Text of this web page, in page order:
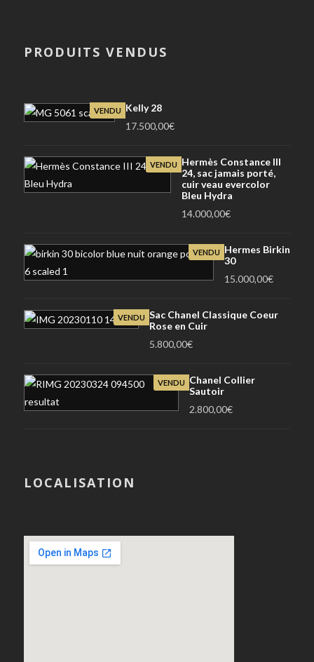
PRODUITS VENDUS
VENDU
Kelly 28
17.500,00€
VENDU
Hermès Constance III
24, sac jamais porté,
cuir veau evercolor
Bleu Hydra
14.000,00€
VENDU
Hermes Birkin
30
15.000,00€
VENDU Sac Chanel Classique Coeur
Rose en Cuir
5.800,00€
VENDU
Chanel Collier
Sautoir
2.800,00€
LOCALISATION